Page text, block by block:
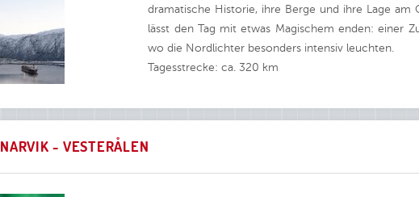
dramatische Historie, ihre Berge und ihre Lage
lässt den Tag mit etwas Magischem enden: einer
wo die Nordlichter besonders intensiv leuchten.
Tagesstrecke: ca. 320 km
NARVIK - VESTERÅLEN